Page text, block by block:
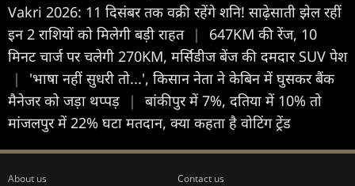
Vakri 2026: 11 दिसंबर तक वक्री रहेंगे शनि! साढ़ेसाती झेल रहीं
इन 2 राशियों को मिलेगी बड़ी राहत |
647KM की रेंज, 10
मिनट चार्ज पर चलेगी 270KM, मर्सिडीज बेंज की दमदार SUV पेश
|
'भाषा नहीं सुधरी तो...', किसान नेता ने केबिन में घुसकर बैंक
मैनेजर को जड़ा थप्पड़
|
बांकीपुर में 7%, दतिया में 10% तो
मांजलपुर में 22% घटा मतदान, क्या कहता है वोटिंग ट्रेंड
About us Contact us